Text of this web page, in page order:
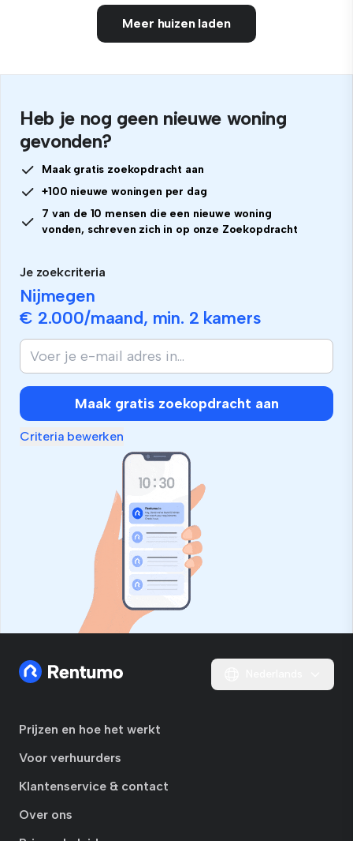
Meer huizen laden
Heb je nog geen nieuwe woning
gevonden?
Maak gratis zoekopdracht aan
+100 nieuwe woningen per dag
7 van de 10 mensen die een nieuwe woning
vonden, schreven zich in op onze Zoekopdracht
Je zoekcriteria
Nijmegen
€ 2.000/maand, min. 2 kamers
Maak gratis zoekopdracht aan
Criteria bewerken
Prijzen en hoe het werkt
Voor verhuurders
Klantenservice & contact
Over ons